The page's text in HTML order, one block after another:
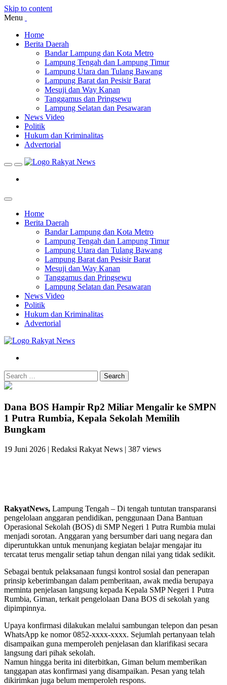
Skip to content
Menu
Home
Berita Daerah
Bandar Lampung dan Kota Metro
Lampung Tengah dan Lampung Timur
Lampung Utara dan Tulang Bawang
Lampung Barat dan Pesisir Barat
Mesuji dan Way Kanan
Tanggamus dan Pringsewu
Lampung Selatan dan Pesawaran
News Video
Politik
Hukum dan Kriminalitas
Advertorial
Home
Berita Daerah
Bandar Lampung dan Kota Metro
Lampung Tengah dan Lampung Timur
Lampung Utara dan Tulang Bawang
Lampung Barat dan Pesisir Barat
Mesuji dan Way Kanan
Tanggamus dan Pringsewu
Lampung Selatan dan Pesawaran
News Video
Politik
Hukum dan Kriminalitas
Advertorial
Search
Dana BOS Hampir Rp2 Miliar Mengalir ke SMPN
1 Putra Rumbia, Kepala Sekolah Memilih
Bungkam
19 Juni 2026 | Redaksi Rakyat News | 387 views
RakyatNews, Lampung Tengah – Di tengah tuntutan transparansi
pengelolaan anggaran pendidikan, penggunaan Dana Bantuan
Operasional Sekolah (BOS) di SMP Negeri 1 Putra Rumbia mulai
menjadi sorotan. Anggaran yang bersumber dari uang negara dan
diperuntukkan untuk menunjang kegiatan belajar mengajar itu
tercatat terus mengalir setiap tahun dengan nilai yang tidak sedikit.
Sebagai bentuk pelaksanaan fungsi kontrol sosial dan penerapan
prinsip keberimbangan dalam pemberitaan, awak media berupaya
meminta penjelasan langsung kepada Kepala SMP Negeri 1 Putra
Rumbia, Giman, terkait pengelolaan Dana BOS di sekolah yang
dipimpinnya.
Upaya konfirmasi dilakukan melalui sambungan telepon dan pesan
WhatsApp ke nomor 0852-xxxx-xxxx. Sejumlah pertanyaan telah
disampaikan guna memperoleh penjelasan dan klarifikasi secara
langsung dari pihak sekolah.
Namun hingga berita ini diterbitkan, Giman belum memberikan
tanggapan atas konfirmasi yang disampaikan. Pesan yang telah
dikirimkan juga belum memperoleh respons.